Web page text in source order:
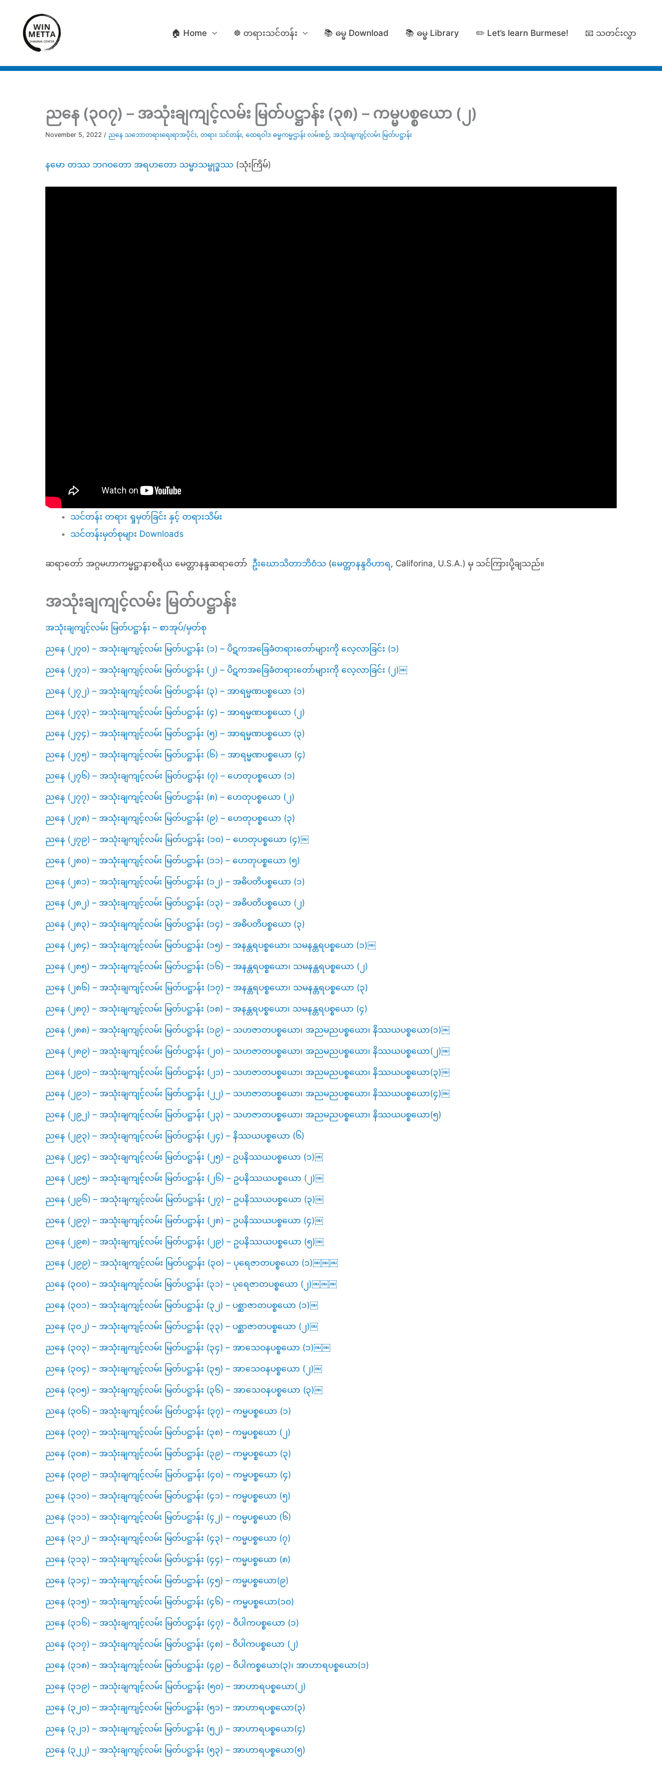
content
🏠 Home ☸️ တရားသင်တန်း 📚 ဓမ္ဓ Download 📚 ဓမ္ဓ Library ✏️ Let’s learn Burmese! 📧 သတင်းလွှာ
ညနေ (၃၀၇) – အသုံးချကျင့်လမ်း မြတ်ပဋ္ဌာန်း (၃၈) – ကမ္မပစ္စယော (၂)
November 5, 2022 / ညနေ သဘောတရားရေးရာအပိုင်း, တရား သင်တန်း, ထေရဝါဒ ဓမ္မကမ္မဌာန်း လမ်းစဥ်, အသုံးချကျင့်လမ်း မြတ်ပဋ္ဌာန်း
နမော တဿ ဘဂဝတော အရဟတော သမ္မာသမ္ဗုဒ္ဓဿ (သုံးကြိမ်)
သင်တန်း တရား ရှုမှတ်ခြင်း နှင့် တရားသိမ်း
သင်တန်းမှတ်စုများ Downloads
ဆရာတော် အဂ္ဂမဟာကမ္မဋ္ဌာနာစရိယ မေတ္တာနန္ဒဆရာတော် ဦးဃောသိတာဘိဝံသ (မေတ္တာနန္ဒဝိဟာရ, Califorina, U.S.A.) မှ သင်ကြားပို့ချသည်။
အသုံးချကျင့်လမ်း မြတ်ပဋ္ဌာန်း
အသုံးချကျင့်လမ်း မြတ်ပဋ္ဌာန်း – စာအုပ်/မှတ်စု
ညနေ (၂၇၀) – အသုံးချကျင့်လမ်း မြတ်ပဋ္ဌာန်း (၁) – ပိဋကအခြေခံတရားတော်များကို လေ့လာခြင်း (၁)
ညနေ (၂၇၁) – အသုံးချကျင့်လမ်း မြတ်ပဋ္ဌာန်း (၂) – ပိဋကအခြေခံတရားတော်များကို လေ့လာခြင်း (၂)￼
ညနေ (၂၇၂) – အသုံးချကျင့်လမ်း မြတ်ပဋ္ဌာန်း (၃) – အာရမ္မဏပစ္စယော (၁)
ညနေ (၂၇၃) – အသုံးချကျင့်လမ်း မြတ်ပဋ္ဌာန်း (၄) – အာရမ္မဏပစ္စယော (၂)
ညနေ (၂၇၄) – အသုံးချကျင့်လမ်း မြတ်ပဋ္ဌာန်း (၅) – အာရမ္မဏပစ္စယော (၃)
ညနေ (၂၇၅) – အသုံးချကျင့်လမ်း မြတ်ပဋ္ဌာန်း (၆) – အာရမ္မဏပစ္စယော (၄)
ညနေ (၂၇၆) – အသုံးချကျင့်လမ်း မြတ်ပဋ္ဌာန်း (၇) – ဟေတုပစ္စယော (၁)
ညနေ (၂၇၇) – အသုံးချကျင့်လမ်း မြတ်ပဋ္ဌာန်း (၈) – ဟေတုပစ္စယော (၂)
ညနေ (၂၇၈) – အသုံးချကျင့်လမ်း မြတ်ပဋ္ဌာန်း (၉) – ဟေတုပစ္စယော (၃)
ညနေ (၂၇၉) – အသုံးချကျင့်လမ်း မြတ်ပဋ္ဌာန်း (၁၀) – ဟေတုပစ္စယော (၄)￼
ညနေ (၂၈၀) – အသုံးချကျင့်လမ်း မြတ်ပဋ္ဌာန်း (၁၁) – ဟေတုပစ္စယော (၅)
ညနေ (၂၈၁) – အသုံးချကျင့်လမ်း မြတ်ပဋ္ဌာန်း (၁၂) – အဓိပတိပစ္စယော (၁)
ညနေ (၂၈၂) – အသုံးချကျင့်လမ်း မြတ်ပဋ္ဌာန်း (၁၃) – အဓိပတိပစ္စယော (၂)
ညနေ (၂၈၃) – အသုံးချကျင့်လမ်း မြတ်ပဋ္ဌာန်း (၁၄) – အဓိပတိပစ္စယော (၃)
ညနေ (၂၈၄) – အသုံးချကျင့်လမ်း မြတ်ပဋ္ဌာန်း (၁၅) – အနန္တရပစ္စယော၊ သမနန္တရပစ္စယော (၁)￼
ညနေ (၂၈၅) – အသုံးချကျင့်လမ်း မြတ်ပဋ္ဌာန်း (၁၆) – အနန္တရပစ္စယော၊ သမနန္တရပစ္စယော (၂)
ညနေ (၂၈၆) – အသုံးချကျင့်လမ်း မြတ်ပဋ္ဌာန်း (၁၇) – အနန္တရပစ္စယော၊ သမနန္တရပစ္စယော (၃)
ညနေ (၂၈၇) – အသုံးချကျင့်လမ်း မြတ်ပဋ္ဌာန်း (၁၈) – အနန္တရပစ္စယော၊ သမနန္တရပစ္စယော (၄)
ညနေ (၂၈၈) – အသုံးချကျင့်လမ်း မြတ်ပဋ္ဌာန်း (၁၉) – သဟဇာတပစ္စယော၊ အညမညပစ္စယော၊ နိဿယပစ္စယော(၁)￼
ညနေ (၂၈၉) – အသုံးချကျင့်လမ်း မြတ်ပဋ္ဌာန်း (၂၀) – သဟဇာတပစ္စယော၊ အညမညပစ္စယော၊ နိဿယပစ္စယော(၂)￼
ညနေ (၂၉၀) – အသုံးချကျင့်လမ်း မြတ်ပဋ္ဌာန်း (၂၁) – သဟဇာတပစ္စယော၊ အညမညပစ္စယော၊ နိဿယပစ္စယော(၃)￼
ညနေ (၂၉၁) – အသုံးချကျင့်လမ်း မြတ်ပဋ္ဌာန်း (၂၂) – သဟဇာတပစ္စယော၊ အညမညပစ္စယော၊ နိဿယပစ္စယော(၄)￼
ညနေ (၂၉၂) – အသုံးချကျင့်လမ်း မြတ်ပဋ္ဌာန်း (၂၃) – သဟဇာတပစ္စယော၊ အညမညပစ္စယော၊ နိဿယပစ္စယော(၅)
ညနေ (၂၉၃) – အသုံးချကျင့်လမ်း မြတ်ပဋ္ဌာန်း (၂၄) – နိဿယပစ္စယော (၆)
ညနေ (၂၉၄) – အသုံးချကျင့်လမ်း မြတ်ပဋ္ဌာန်း (၂၅) – ဥပနိဿယပစ္စယော (၁)￼
ညနေ (၂၉၅) – အသုံးချကျင့်လမ်း မြတ်ပဋ္ဌာန်း (၂၆) – ဥပနိဿယပစ္စယော (၂)￼
ညနေ (၂၉၆) – အသုံးချကျင့်လမ်း မြတ်ပဋ္ဌာန်း (၂၇) – ဥပနိဿယပစ္စယော (၃)￼
ညနေ (၂၉၇) – အသုံးချကျင့်လမ်း မြတ်ပဋ္ဌာန်း (၂၈) – ဥပနိဿယပစ္စယော (၄)￼
ညနေ (၂၉၈) – အသုံးချကျင့်လမ်း မြတ်ပဋ္ဌာန်း (၂၉) – ဥပနိဿယပစ္စယော (၅)￼
ညနေ (၂၉၉) – အသုံးချကျင့်လမ်း မြတ်ပဋ္ဌာန်း (၃၀) – ပုရေဇာတပစ္စယော (၁)￼￼￼
ညနေ (၃၀၀) – အသုံးချကျင့်လမ်း မြတ်ပဋ္ဌာန်း (၃၁) – ပုရေဇာတပစ္စယော (၂)￼￼￼
ညနေ (၃၀၁) – အသုံးချကျင့်လမ်း မြတ်ပဋ္ဌာန်း (၃၂) – ပစ္ဆာဇာတပစ္စယော (၁)￼
ညနေ (၃၀၂) – အသုံးချကျင့်လမ်း မြတ်ပဋ္ဌာန်း (၃၃) – ပစ္ဆာဇာတပစ္စယော (၂)￼
ညနေ (၃၀၃) – အသုံးချကျင့်လမ်း မြတ်ပဋ္ဌာန်း (၃၄) – အာသေဝနပစ္စယော (၁)￼￼
ညနေ (၃၀၄) – အသုံးချကျင့်လမ်း မြတ်ပဋ္ဌာန်း (၃၅) – အာသေဝနပစ္စယော (၂)￼
ညနေ (၃၀၅) – အသုံးချကျင့်လမ်း မြတ်ပဋ္ဌာန်း (၃၆) – အာသေဝနပစ္စယော (၃)￼
ညနေ (၃၀၆) – အသုံးချကျင့်လမ်း မြတ်ပဋ္ဌာန်း (၃၇) – ကမ္မပစ္စယော (၁)
ညနေ (၃၀၇) – အသုံးချကျင့်လမ်း မြတ်ပဋ္ဌာန်း (၃၈) – ကမ္မပစ္စယော (၂)
ညနေ (၃၀၈) – အသုံးချကျင့်လမ်း မြတ်ပဋ္ဌာန်း (၃၉) – ကမ္မပစ္စယော (၃)
ညနေ (၃၀၉) – အသုံးချကျင့်လမ်း မြတ်ပဋ္ဌာန်း (၄၀) – ကမ္မပစ္စယော (၄)
ညနေ (၃၁၀) – အသုံးချကျင့်လမ်း မြတ်ပဋ္ဌာန်း (၄၁) – ကမ္မပစ္စယော (၅)
ညနေ (၃၁၁) – အသုံးချကျင့်လမ်း မြတ်ပဋ္ဌာန်း (၄၂) – ကမ္မပစ္စယော (၆)
ညနေ (၃၁၂) – အသုံးချကျင့်လမ်း မြတ်ပဋ္ဌာန်း (၄၃) – ကမ္မပစ္စယော (၇)
ညနေ (၃၁၃) – အသုံးချကျင့်လမ်း မြတ်ပဋ္ဌာန်း (၄၄) – ကမ္မပစ္စယော (၈)
ညနေ (၃၁၄) – အသုံးချကျင့်လမ်း မြတ်ပဋ္ဌာန်း (၄၅) – ကမ္မပစ္စယော(၉)
ညနေ (၃၁၅) – အသုံးချကျင့်လမ်း မြတ်ပဋ္ဌာန်း (၄၆) – ကမ္မပစ္စယော(၁၀)
ညနေ (၃၁၆) – အသုံးချကျင့်လမ်း မြတ်ပဋ္ဌာန်း (၄၇) – ဝိပါကပစ္စယော (၁)
ညနေ (၃၁၇) – အသုံးချကျင့်လမ်း မြတ်ပဋ္ဌာန်း (၄၈) – ဝိပါကပစ္စယော (၂)
ညနေ (၃၁၈) – အသုံးချကျင့်လမ်း မြတ်ပဋ္ဌာန်း (၄၉) – ဝိပါကစ္စယော(၃)၊ အာဟာရပစ္စယော(၁)
ညနေ (၃၁၉) – အသုံးချကျင့်လမ်း မြတ်ပဋ္ဌာန်း (၅၀) – အာဟာရပစ္စယော(၂)
ညနေ (၃၂၀) – အသုံးချကျင့်လမ်း မြတ်ပဋ္ဌာန်း (၅၁) – အာဟာရပစ္စယော(၃)
ညနေ (၃၂၁) – အသုံးချကျင့်လမ်း မြတ်ပဋ္ဌာန်း (၅၂) – အာဟာရပစ္စယော(၄)
ညနေ (၃၂၂) – အသုံးချကျင့်လမ်း မြတ်ပဋ္ဌာန်း (၅၃) – အာဟာရပစ္စယော(၅)